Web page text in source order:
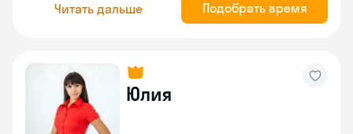
Читать дальше Подобрать время
Юлия